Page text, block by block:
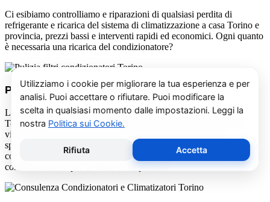
Ci esibiamo controlliamo e riparazioni di qualsiasi perdita di
refrigerante e ricarica del sistema di climatizzazione a casa Torino e
provincia, prezzi bassi e interventi rapidi ed economici. Ogni quanto
è necessaria una ricarica del condizionatore?
PULIZIA FILTRI E SANIFICAZIONE
La pulizia dei filtri e la sanificazione dei condizionatori Rhoss a
Torino è essenziale per la salute e il benessere delle persone che
vivono o lavorano in ambienti climatizzati. I nostri tecnici
specializzati utilizzano i prodotti più adatti per garantire una pulizia
completa e una sanificazione efficace, senza rischi per il
condizionatore o per la salute delle persone.